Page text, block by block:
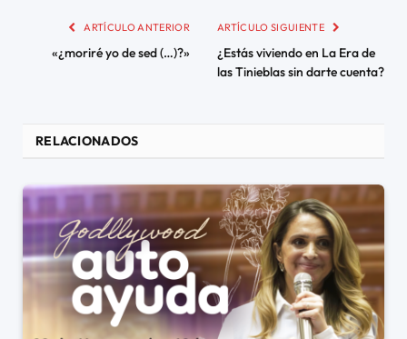
ARTÍCULO ANTERIOR
«¿moriré yo de sed (…)?»
ARTÍCULO SIGUIENTE
¿Estás viviendo en La Era de
las Tinieblas sin darte cuenta?
RELACIONADOS